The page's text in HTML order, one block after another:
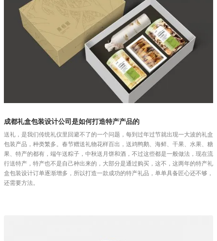
成都礼盒包装设计公司是如何打造特产产品的
送礼，是我们传统礼仪里回避不了的一个问题，每到过年过节就出现一大波的礼盒
包装产品，种类繁多。春节赠送礼物花样百出，送鸡鸭鹅、海鲜、干果、水果、糖
果、特产的都有，端午送粽子，中秋送月饼和酒，不过这些都是一般做法，现在流
行送特产，特产也不是自己种出来的，大部分是通过购买，这不，这两年的特产礼
盒包装设计订单逐渐增多，所以打造一款成功的特产礼品，单单具备匠心还不够，
还需要方法。